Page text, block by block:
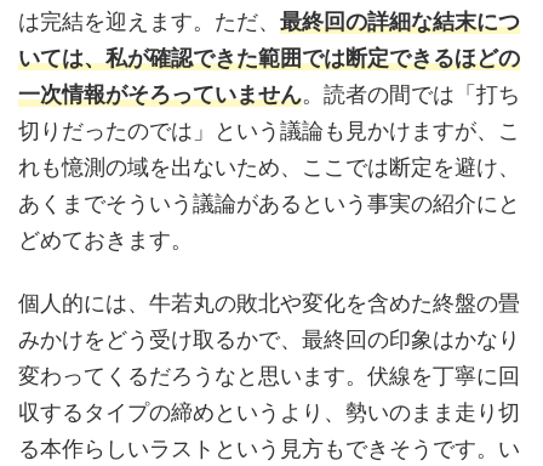
は完結を迎えます。ただ、 最終回の詳細な結末につ
いては、私が確認できた範囲では断定できるほどの
一次情報がそろっていません。読者の間では「打ち
切りだったのでは」という議論も見かけますが、こ
れも憶測の域を出ないため、ここでは断定を避け、
あくまでそういう議論があるという事実の紹介にと
どめておきます。
個人的には、牛若丸の敗北や変化を含めた終盤の畳
みかけをどう受け取るかで、最終回の印象はかなり
変わってくるだろうなと思います。伏線を丁寧に回
収するタイプの締めというより、勢いのまま走り切
る本作らしいラストという見方もできそうです。い